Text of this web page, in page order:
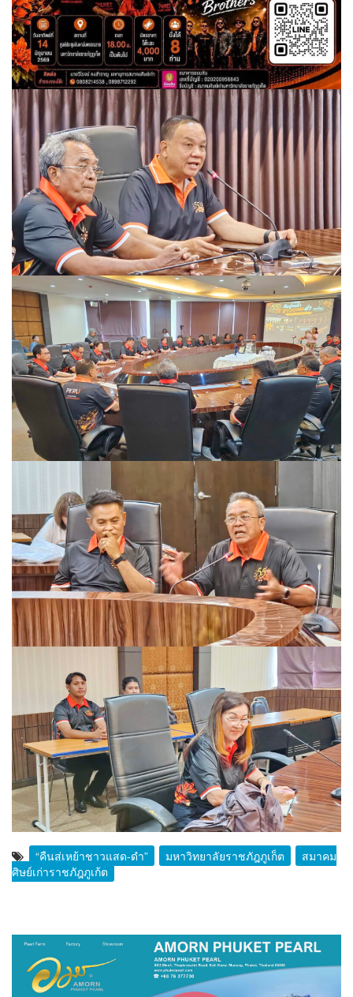
“คืนสู่เหย้าชาวแสด-ดำ” มหาวิทยาลัยราชภัฎภูเก็ต
สมาคม
ศิษย์เก่าราชภัฎภูเก้ต